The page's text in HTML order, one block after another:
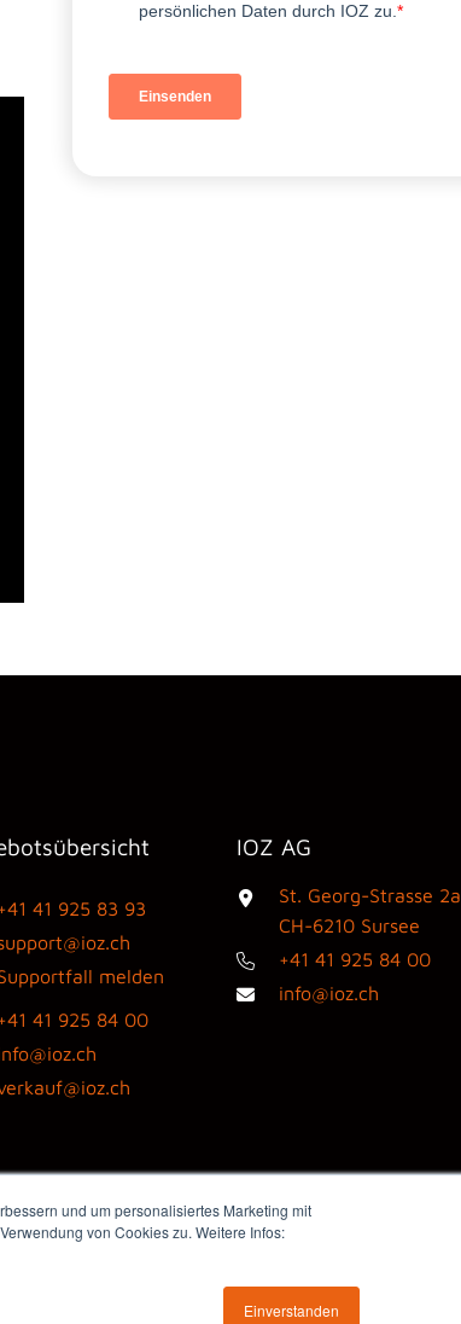
und um personalisiertes Marketing mit
von Cookies zu. Weitere Infos:
Einverstanden
41 925 83 93
melden
41 925 84 00
IOZ AG
St. Georg-Strasse 2a
CH-6210 Sursee
+41 41 925 84 00
info@ioz.ch